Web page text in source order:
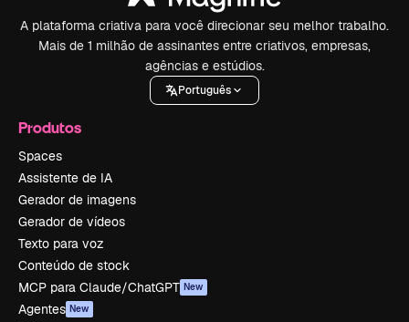
A plataforma criativa para você direcionar seu melhor trabalho.
Mais de 1 milhão de assinantes entre criativos, empresas,
agências e estúdios.
Português
Produtos
Spaces
Assistente de IA
Gerador de imagens
Gerador de vídeos
Texto para voz
Conteúdo de stock
MCP para Claude/ChatGPT New
Agentes New